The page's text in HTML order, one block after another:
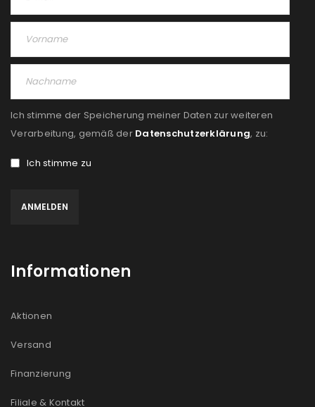
Passwort
Anmeldeformular geschützt durch WP Captcha
Angemeldet bleiben
ANMELDEN
E-Mail-Adresse*
deine E-Mail-Adresse gesendet.
NEWSLETTER ABONNIEREN
Ich stimme der Speicherung meiner Daten zur weiteren
Verarbeitung, gemäß der Datenschutzerklärung, zu:
Ich stimme zu
Informationen
Aktionen
Versand
Finanzierung
Filiale & Kontakt